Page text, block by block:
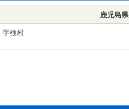
鹿児島県
宇検村